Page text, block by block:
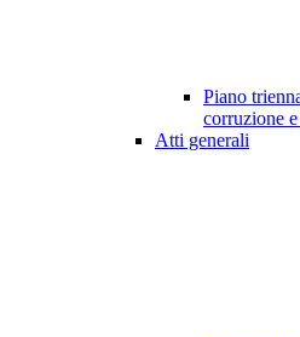
Piano
corruzione
Atti generali